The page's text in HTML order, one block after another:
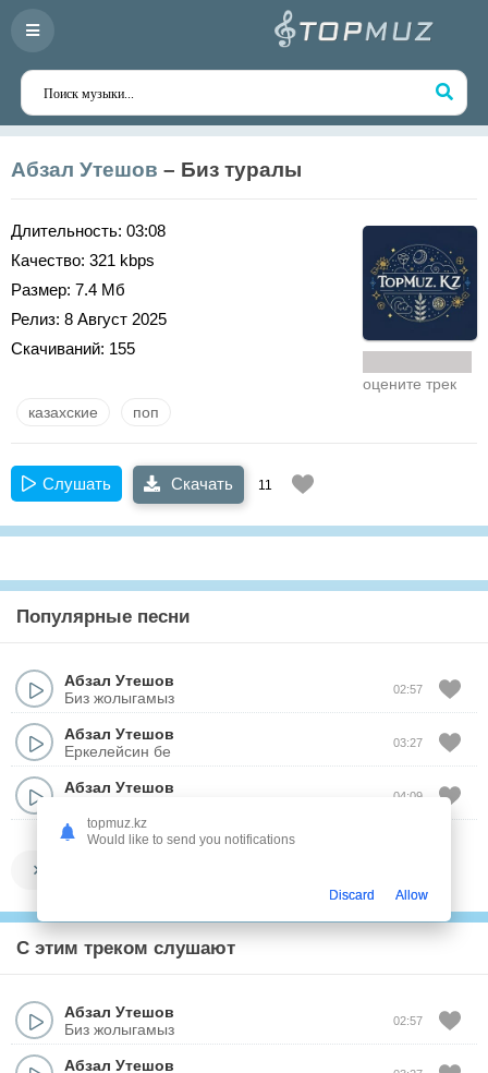
Абзал Утешов – Биз туралы
Длительность: 03:08
Качество: 321 kbps
Размер: 7.4 Мб
Релиз: 8 Август 2025
Скачиваний: 155
оцените трек
казахские поп
Слушать Скачать 11
Популярные песни
Абзал Утешов
Биз жолыгамыз
02:57
Абзал Утешов
Еркелейсин бе
03:27
Абзал Утешов
04:09
С этим треком слушают
Абзал Утешов
Биз жолыгамыз
02:57
Абзал Утешов
topmuz.kz
Would like to send you notifications
Discard Allow